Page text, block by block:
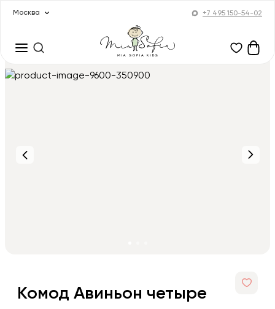
Москва +7 495 150-54-02
Комод Авиньон четыре